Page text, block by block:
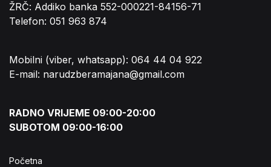
ŽRČ: Addiko banka 552-000221-84156-71
Telefon: 051 963 874
Mobilni (viber, whatsapp): 064 44 04 922
E-mail: narudzberamajana@gmail.com
RADNO VRIJEME 09:00-20:00
SUBOTOM 09:00-16:00
Početna